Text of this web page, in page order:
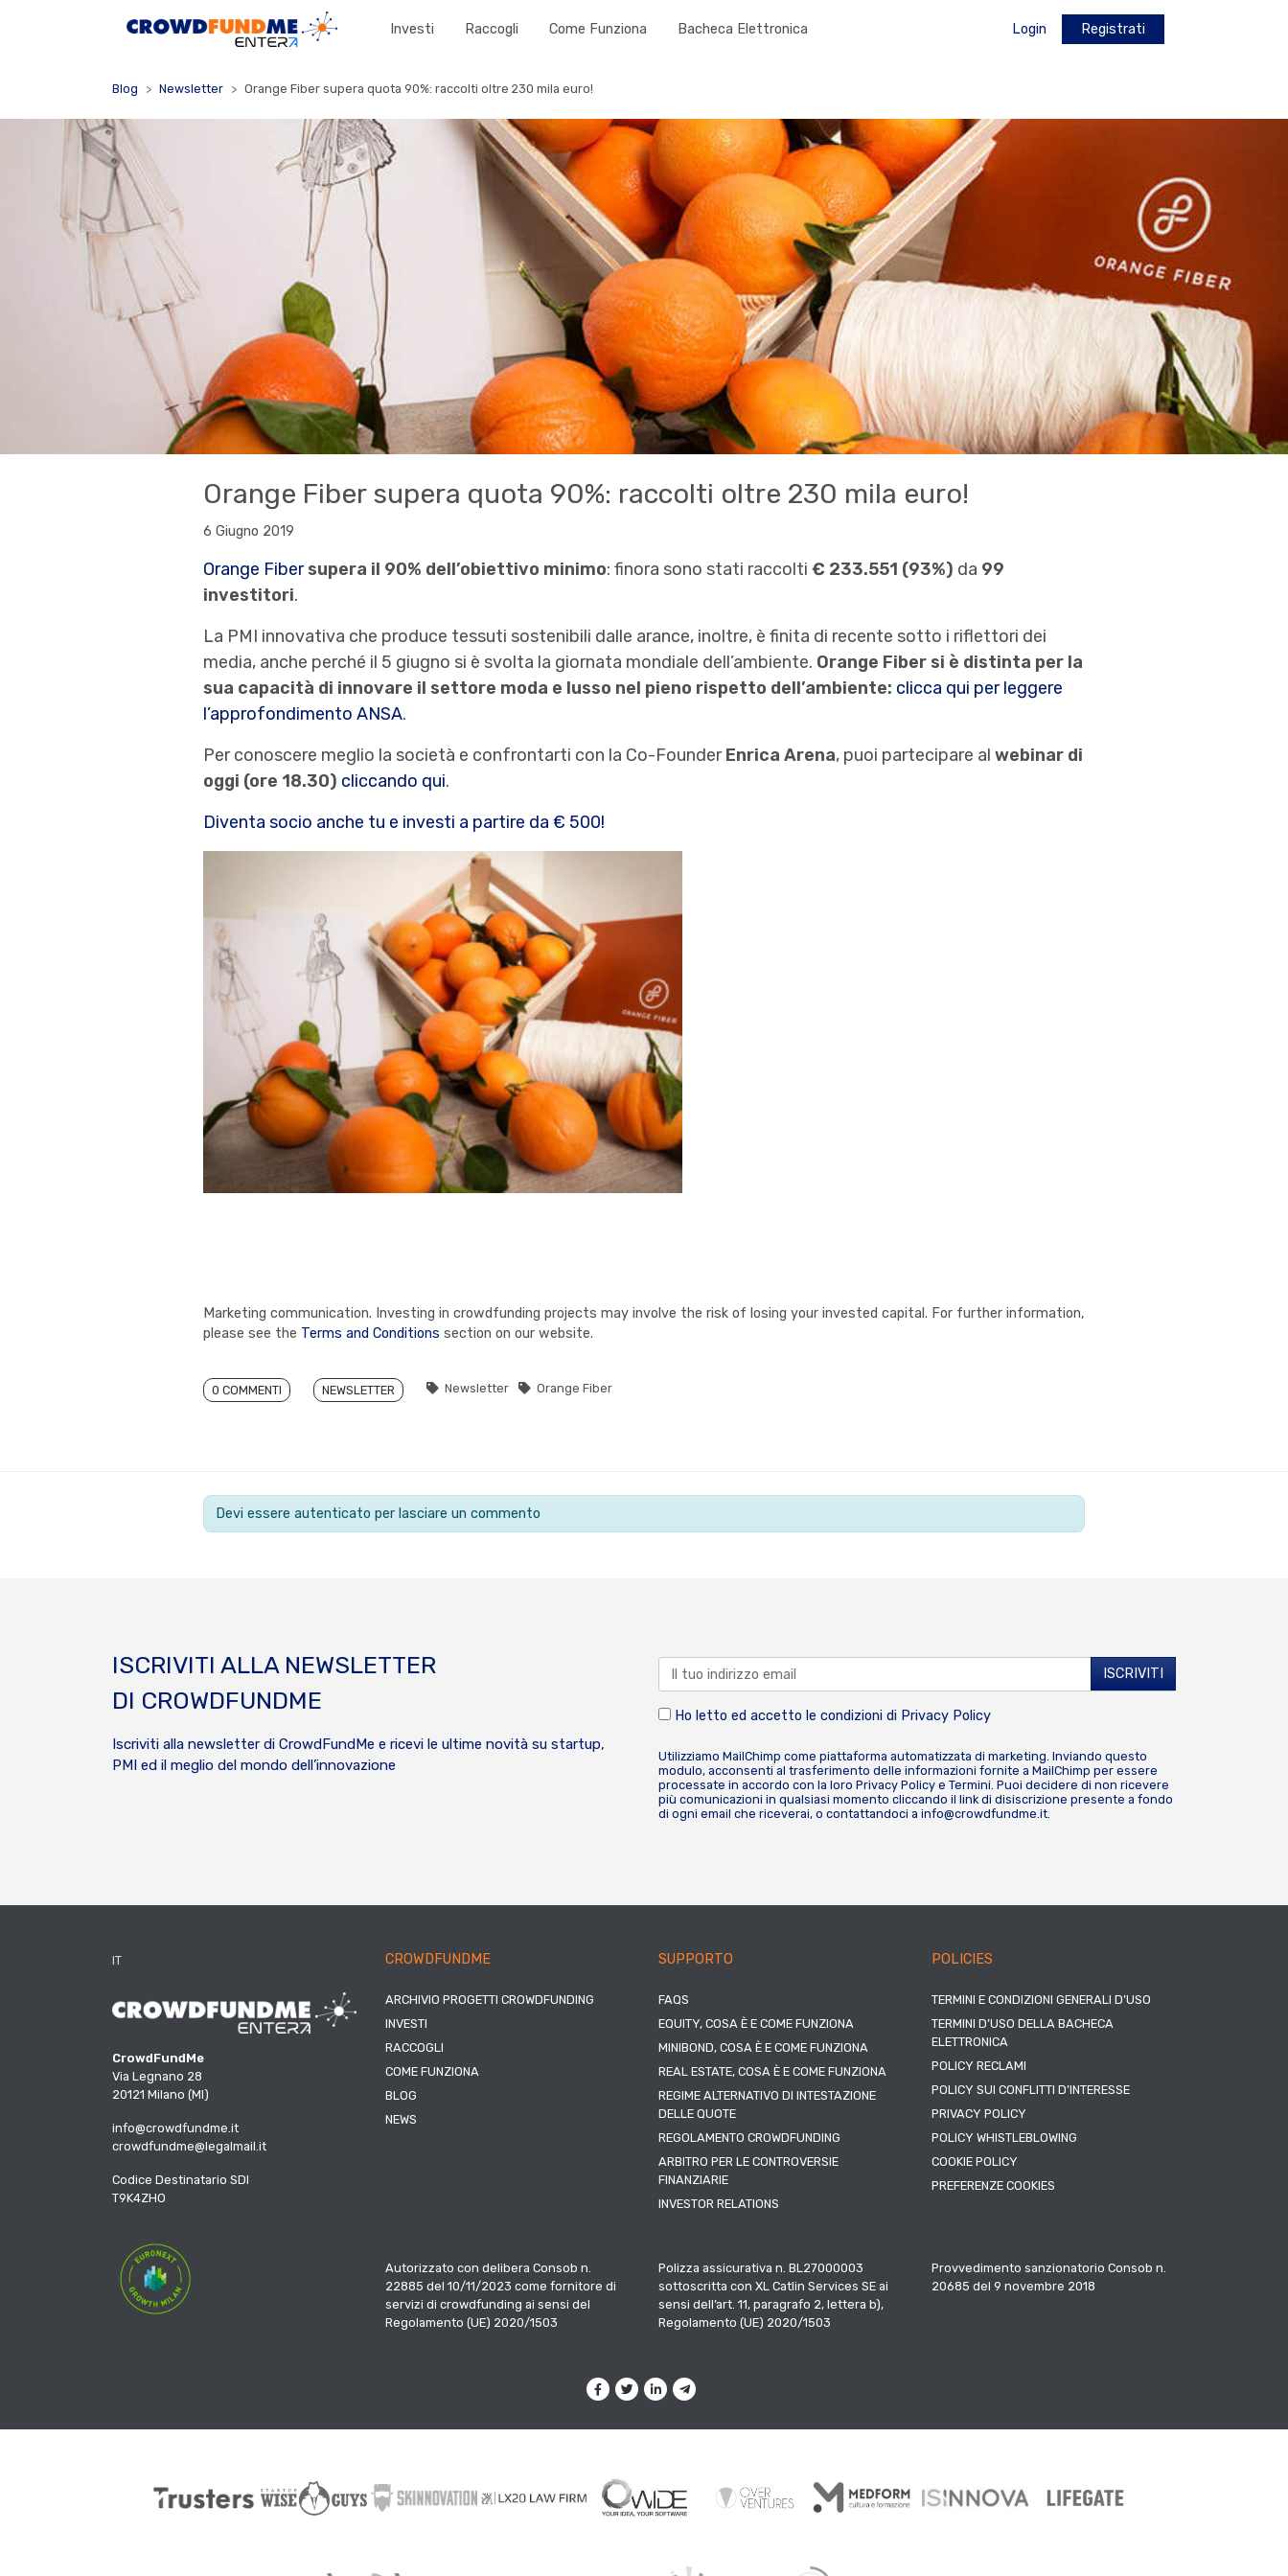
Investi Raccogli Come Funziona Bacheca Elettronica Login Registrati
Blog Newsletter Orange Fiber supera quota 90%: raccolti oltre 230 mila euro!
Orange Fiber supera quota 90%: raccolti oltre 230 mila euro!
6 Giugno 2019
Orange Fiber supera il 90% dell’obiettivo minimo: finora sono stati raccolti € 233.551 (93%) da 99
investitori.
La PMI innovativa che produce tessuti sostenibili dalle arance, inoltre, è finita di recente sotto i riflettori dei
media, anche perché il 5 giugno si è svolta la giornata mondiale dell’ambiente. Orange Fiber si è distinta per la
sua capacità di innovare il settore moda e lusso nel pieno rispetto dell’ambiente: clicca qui per leggere
l’approfondimento ANSA.
Per conoscere meglio la società e confrontarti con la Co-FounderEnrica Arena, puoi partecipare al webinar di
oggi (ore 18.30) cliccando qui.
Diventa socio anche tu e investi a partire da € 500!
Marketing communication. Investing in crowdfunding projects may involve the risk of losing your invested capital. For further information,
please see the Terms and Conditions section on our website.
0 COMMENTI NEWSLETTER Newsletter Orange Fiber
Devi essere autenticato per lasciare un commento
ISCRIVITI ALLA NEWSLETTER
DI CROWDFUNDME
Iscriviti alla newsletter di CrowdFundMe e ricevi le ultime novità su startup,
PMI ed il meglio del mondo dell’innovazione
Ho letto ed accetto le condizioni di Privacy Policy
Utilizziamo MailChimp come piattaforma automatizzata di marketing. Inviando questo
modulo, acconsenti al trasferimento delle informazioni fornite a MailChimp per essere
processate in accordo con la loro Privacy Policy e Termini . Puoi decidere di non ricevere
più comunicazioni in qualsiasi momento cliccando il link di disiscrizione presente a fondo
di ogni email che riceverai, o contattandoci a info@crowdfundme.it
IT
CrowdFundMe
Via Legnano 28
20121 Milano (MI)
info@crowdfundme.it
crowdfundme@legalmail.it
Codice Destinatario SDI
T9K4ZHO
CROWDFUNDME
ARCHIVIO PROGETTI CROWDFUNDING
INVESTI
RACCOGLI
COME FUNZIONA
BLOG
NEWS
SUPPORTO
FAQS
EQUITY, COSA È E COME FUNZIONA
MINIBOND, COSA È E COME FUNZIONA
REAL ESTATE, COSA È E COME FUNZIONA
REGIME ALTERNATIVO DI INTESTAZIONE
DELLE QUOTE
REGOLAMENTO CROWDFUNDING
ARBITRO PER LE CONTROVERSIE
FINANZIARIE
INVESTOR RELATIONS
POLICIES
TERMINI E CONDIZIONI GENERALI D’USO
TERMINI D’USO DELLA BACHECA
ELETTRONICA
POLICY RECLAMI
POLICY SUI CONFLITTI D’INTERESSE
PRIVACY POLICY
POLICY WHISTLEBLOWING
COOKIE POLICY
PREFERENZE COOKIES
Autorizzato con delibera Consob n.
22885 del 10/11/2023 come fornitore di
servizi di crowdfunding ai sensi del
Regolamento (UE) 2020/1503
Polizza assicurativa n. BL27000003
sottoscritta con XL Catlin Services SE ai
sensi dell’art. 11, paragrafo 2, lettera b),
Regolamento (UE) 2020/1503
Provvedimento sanzionatorio Consob n.
20685 del 9 novembre 2018